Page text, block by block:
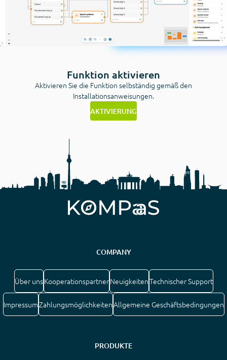
Funktion aktivieren
Aktivieren Sie die Funktion selbständig gemäß den
Installationsanweisungen.
AKTIVIERUNG
COMPANY
Über unsKooperationspartnerNeuigkeitenTechnischer Support
ImpressumZahlungsmöglichkeitenAllgemeine Geschäftsbedingungen
PRODUKTE